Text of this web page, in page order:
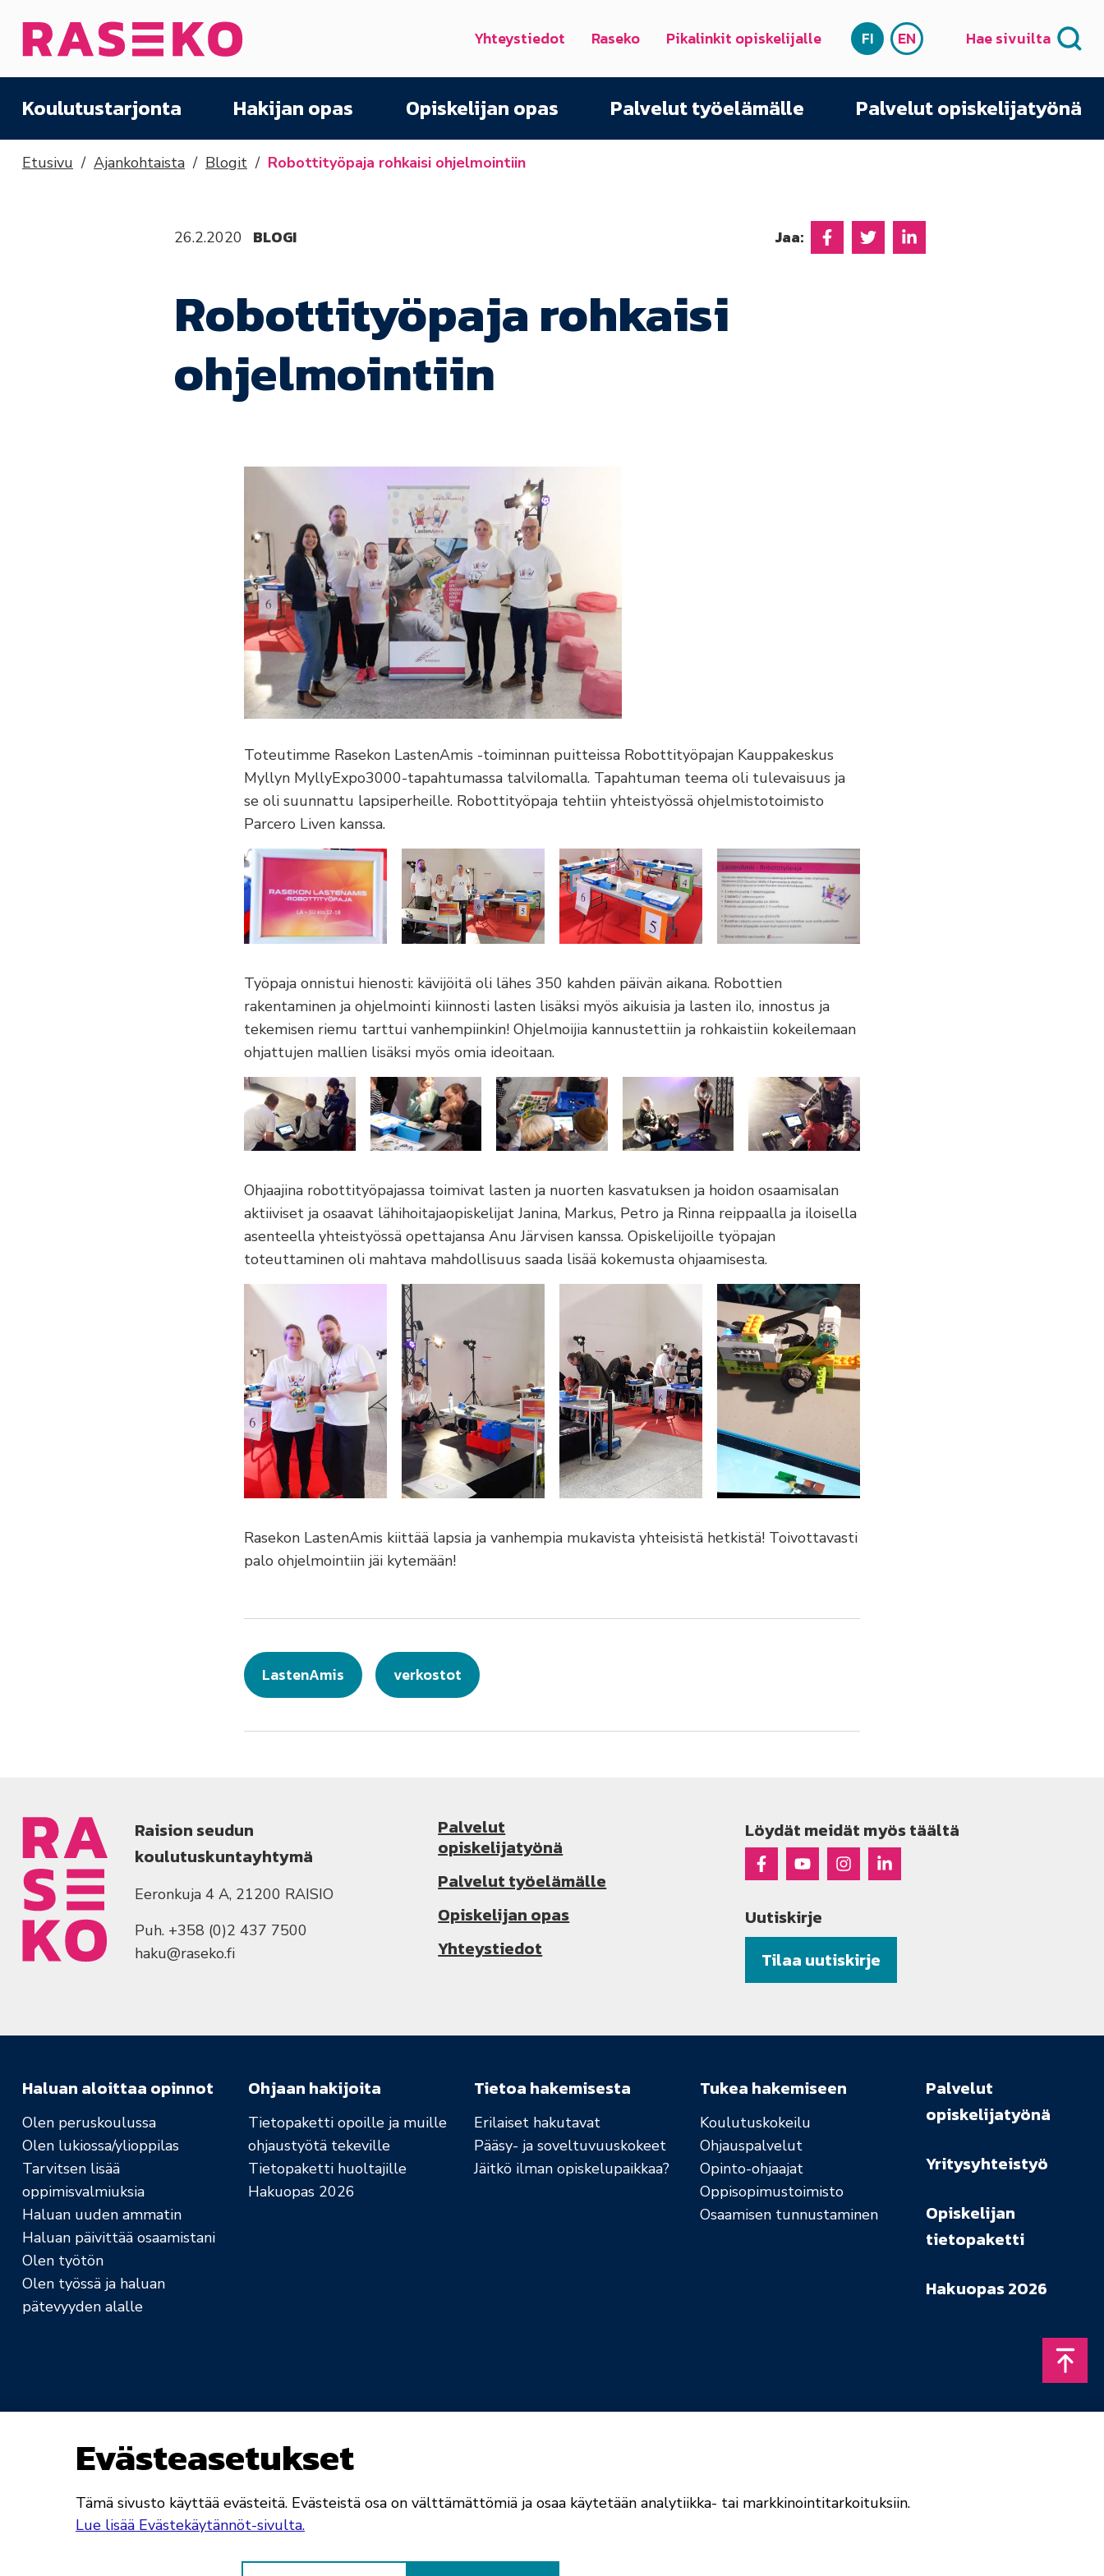
Etusivu Yhteystiedot Raseko Pikalinkit opiskelijalle SUOMI
FI ENGLISH
EN Hae sivuilta
Koulutustarjonta Hakijan opas Opiskelijan opas Palvelut työelämälle Palvelut opiskelijatyönä
Etusivu Ajankohtaista Blogit Robottityöpaja rohkaisi ohjelmointiin
26.2.2020 BLOGI Jaa: Jaa Facebookissa
Jaa Twitterissä
Jaa Linkedinissä
Robottityöpaja rohkaisi
ohjelmointiin
Toteutimme Rasekon LastenAmis -toiminnan puitteissa Robottityöpajan Kauppakeskus
Myllyn MyllyExpo3000-tapahtumassa talvilomalla. Tapahtuman teema oli tulevaisuus ja
se oli suunnattu lapsiperheille. Robottityöpaja tehtiin yhteistyössä ohjelmistotoimisto
Parcero Liven kanssa.
Työpaja onnistui hienosti: kävijöitä oli lähes 350 kahden päivän aikana. Robottien
rakentaminen ja ohjelmointi kiinnosti lasten lisäksi myös aikuisia ja lasten ilo, innostus ja
tekemisen riemu tarttui vanhempiinkin! Ohjelmoijia kannustettiin ja rohkaistiin kokeilemaan
ohjattujen mallien lisäksi myös omia ideoitaan.
Ohjaajina robottityöpajassa toimivat lasten ja nuorten kasvatuksen ja hoidon osaamisalan
aktiiviset ja osaavat lähihoitajaopiskelijat Janina, Markus, Petro ja Rinna reippaalla ja iloisella
asenteella yhteistyössä opettajansa Anu Järvisen kanssa. Opiskelijoille työpajan
toteuttaminen oli mahtava mahdollisuus saada lisää kokemusta ohjaamisesta.
Rasekon LastenAmis kiittää lapsia ja vanhempia mukavista yhteisistä hetkistä! Toivottavasti
palo ohjelmointiin jäi kytemään!
LastenAmis verkostot
Raision seudun
koulutuskuntayhtymä
Eeronkuja 4 A, 21200 RAISIO
Puh. +358 (0)2 437 7500
haku@raseko.fi
Palvelut
opiskelijatyönä
Palvelut työelämälle
Opiskelijan opas
Yhteystiedot
Löydät meidät myös täältä
Raseko Facebookissa
Raseko Youtubessa
Raseko Instagramissa
Raseko Linkedinissä
Uutiskirje
Tilaa uutiskirje
Haluan aloittaa opinnot
Olen peruskoulussa
Olen lukiossa/ylioppilas
Tarvitsen lisää
oppimisvalmiuksia
Haluan uuden ammatin
Haluan päivittää osaamistani
Olen työtön
Olen työssä ja haluan
pätevyyden alalle
Ohjaan hakijoita
Tietopaketti opoille ja muille
ohjaustyötä tekeville
Tietopaketti huoltajille
Hakuopas 2026
Tietoa hakemisesta
Erilaiset hakutavat
Pääsy- ja soveltuvuuskokeet
Jäitkö ilman opiskelupaikkaa?
Tukea hakemiseen
Koulutuskokeilu
Ohjauspalvelut
Opinto-ohjaajat
Oppisopimustoimisto
Osaamisen tunnustaminen
Palvelut
opiskelijatyönä
Yritysyhteistyö
Opiskelijan
tietopaketti
Hakuopas 2026
Saavutettavuusseloste Rekisteri- ja tietosuojaselosteet
Evästeasetukset
Tämä sivusto käyttää evästeitä. Evästeistä osa on välttämättömiä ja osaa käytetään analytiikka- tai markkinointitarkoituksiin.
Lue lisää Evästekäytännöt-sivulta.